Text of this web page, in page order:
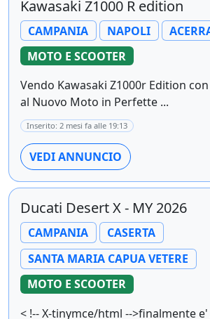
Kawasaki Z1000 R edition
CAMPANIA NAPOLI
MOTO E SCOOTER
Vendo Kawasaki Z1000r Edition
al Nuovo Moto in Perfette ...
Inserito: 2 mesi fa alle 19:13
VEDI ANNUNCIO
Ducati Desert X - MY 2026
CAMPANIA
CASERTA
SANTA MARIA CAPUA VETERE
MOTO E SCOOTER
< !-- X-tinymce/html -->finalmente